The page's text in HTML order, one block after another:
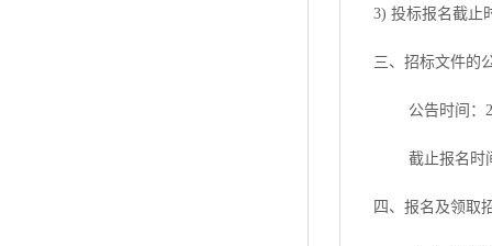
3) 投标报名截止
三、招标文件的
公告时间：
截止报名时
四、报名及领取